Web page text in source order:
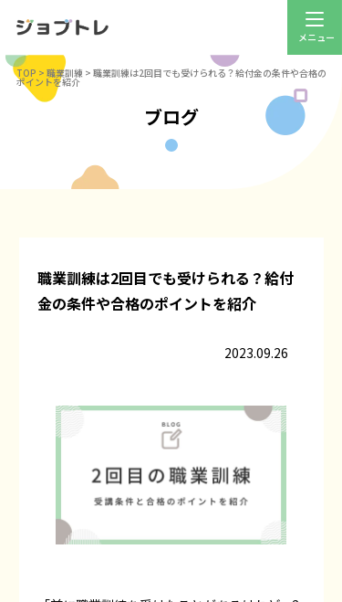
TOP > 職業訓練 > 職業訓練は2回目でも受けられる？給付金の条件や合格の
ポイントを紹介
ブログ
職業訓練は2回目でも受けられる？給付
金の条件や合格のポイントを紹介
2023.09.26